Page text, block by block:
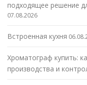
подходящее решение
07.08.2026
Встроенная кухня
Хроматограф купить:
производства и